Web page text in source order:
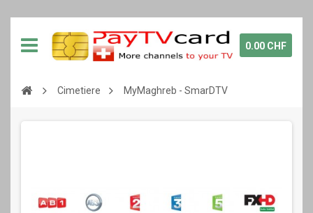
0.00 CHF
Cimetiere MyMaghreb - SmarDTV